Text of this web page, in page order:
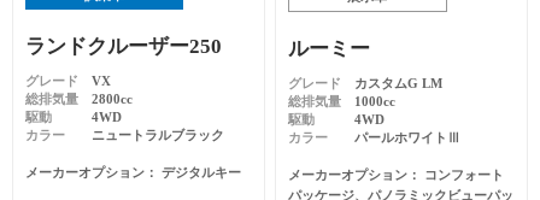
ランドクルーザー250
グレード
VX
総排気量
2800cc
駆動
4WD
カラー
ニュートラルブラック
メーカーオプション デジタルキー
ルーミー
グレード
カスタムG LM
総排気量
1000cc
駆動
4WD
カラー
パールホワイトⅢ
メーカーオプション
コンフォート
パッケージ、パノラミックビューパッ